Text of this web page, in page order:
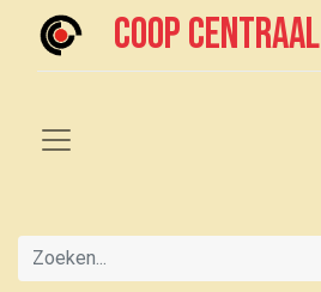
Coop centraal